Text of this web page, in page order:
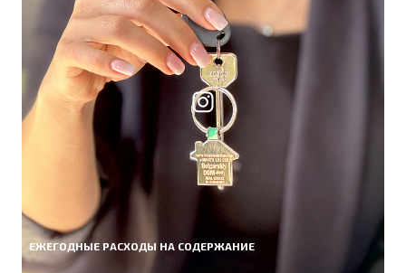
ЕЖЕГОДНЫЕ РАСХОДЫ НА СОДЕРЖАНИЕ